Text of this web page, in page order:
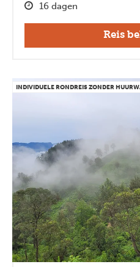
16 dagen
Reis
INDIVIDUELE RONDREIS ZONDER